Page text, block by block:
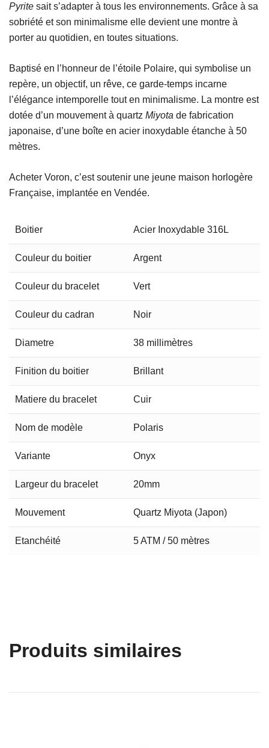
Pyrite sait s’adapter à tous les environnements. Grâce à sa
sobriété et son minimalisme elle devient une montre à
porter au quotidien, en toutes situations.
Baptisé en l’honneur de l’étoile Polaire, qui symbolise un
repère, un objectif, un rêve, ce garde-temps incarne
l’élégance intemporelle tout en minimalisme. La montre est
dotée d’un mouvement à quartz Miyota de fabrication
japonaise, d’une boîte en acier inoxydable étanche à 50
mètres.
Acheter Voron, c’est soutenir une jeune maison horlogère
Française, implantée en Vendée.
Boitier Acier Inoxydable 316L
Couleur du boitier Argent
Couleur du bracelet Vert
Couleur du cadran Noir
Diametre 38 millimètres
Finition du boitier Brillant
Matiere du bracelet Cuir
Nom de modèle Polaris
Variante Onyx
Largeur du bracelet 20mm
Mouvement Quartz Miyota (Japon)
Etanchéité 5 ATM / 50 mètres
Produits similaires